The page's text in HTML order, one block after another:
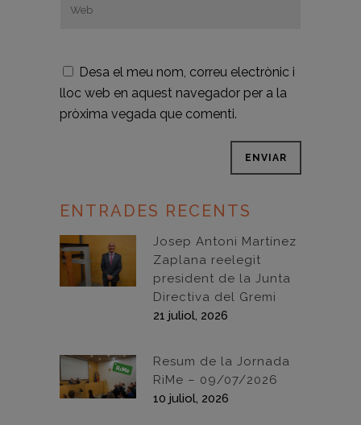
Desa el meu nom, correu electrònic i
lloc web en aquest navegador per a la
pròxima vegada que comenti.
ENTRADES RECENTS
Josep Antoni Martínez
Zaplana reelegit
president de la Junta
Directiva del Gremi
21 juliol, 2026
Resum de la Jornada
RiMe – 09/07/2026
10 juliol, 2026